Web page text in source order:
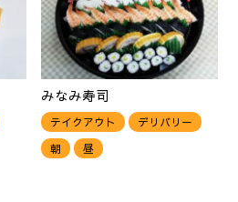
みなみ寿司
テイクアウト
デリバリー
朝
昼